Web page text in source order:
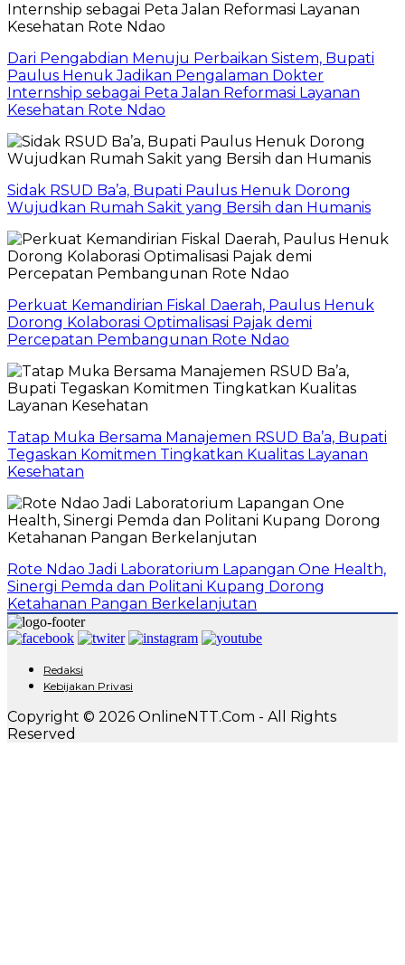
Dari Pengabdian Menuju Perbaikan Sistem, Bupati
Paulus Henuk Jadikan Pengalaman Dokter
Internship sebagai Peta Jalan Reformasi Layanan
Kesehatan Rote Ndao
Sidak RSUD Ba’a, Bupati Paulus Henuk Dorong
Wujudkan Rumah Sakit yang Bersih dan Humanis
Perkuat Kemandirian Fiskal Daerah, Paulus Henuk
Dorong Kolaborasi Optimalisasi Pajak demi
Percepatan Pembangunan Rote Ndao
Tatap Muka Bersama Manajemen RSUD Ba’a, Bupati
Tegaskan Komitmen Tingkatkan Kualitas Layanan
Kesehatan
Rote Ndao Jadi Laboratorium Lapangan One Health,
Sinergi Pemda dan Politani Kupang Dorong
Ketahanan Pangan Berkelanjutan
Redaksi
Kebijakan Privasi
Copyright © 2026 OnlineNTT.Com - All Rights
Reserved